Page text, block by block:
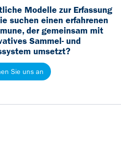
Modelle zur Erfassung
suchen einen erfahrenen
der gemeinsam mit
Sammel- und
umsetzt?
Sie uns an